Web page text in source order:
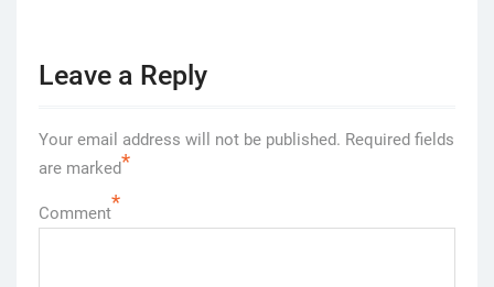
Leave a Reply
Your email address will not be published. Required fields
are marked*
Comment*